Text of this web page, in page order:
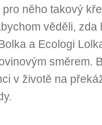
něho takový
věděli,
a Ecologi
směrem.
v životě na